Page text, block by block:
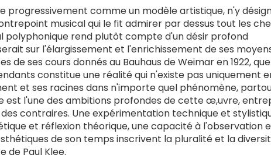
progressivement comme un modèle artistique, n'y
musical qui le fit admirer par dessus tout les
polyphonique rend plutôt compte d'un désir profond
sur l'élargissement et l'enrichissement de ses
de ses cours donnés au Bauhaus de Weimar en 1922,
constitue une réalité qui n'existe pas uniquement
et ses racines dans n'importe quel phénomène,
est l'une des ambitions profondes de cette œ,uvre,
contraires. Une expérimentation technique et
et réflexion théorique, une capacité à l'observation
de son temps inscrivent la pluralité et la
de Paul Klee.